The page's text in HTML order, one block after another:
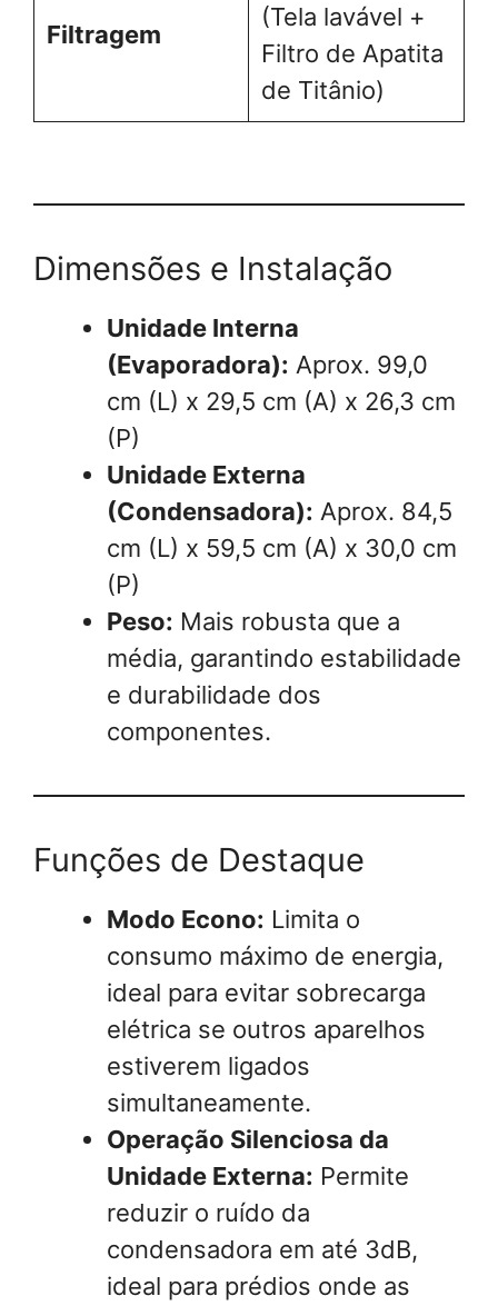
Filtragem
(Tela lavável +
Filtro de Apatita
de Titânio)
Dimensões e Instalação
Unidade Interna
(Evaporadora): Aprox. 99,0
cm (L) x 29,5 cm (A) x 26,3 cm
(P)
Unidade Externa
(Condensadora): Aprox. 84,5
cm (L) x 59,5 cm (A) x 30,0 cm
(P)
Peso: Mais robusta que a
média, garantindo estabilidade
e durabilidade dos
componentes.
Funções de Destaque
Modo Econo: Limita o
consumo máximo de energia,
ideal para evitar sobrecarga
elétrica se outros aparelhos
estiverem ligados
simultaneamente.
Operação Silenciosa da
Unidade Externa: Permite
reduzir o ruído da
condensadora em até 3dB,
ideal para prédios onde as